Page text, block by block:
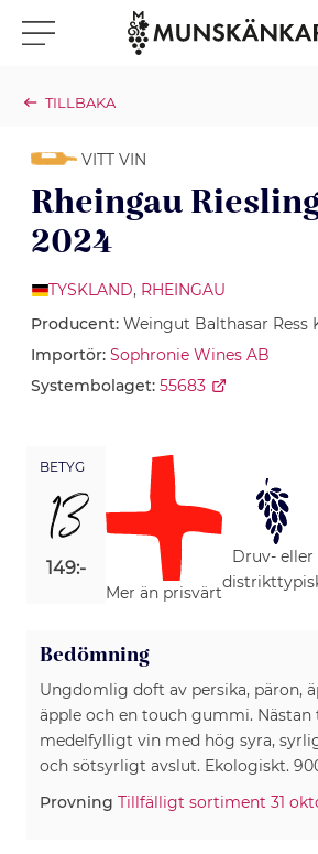
Klicka för meny
TILLBAKA
VITT VIN
Rheingau
2024
TYSKLAND, RHEINGAU
Producent: Weingut Balthasar Ress
Importör: Sophronie Wines AB
Systembolaget: 55683
BETYG
13
149:-
Mer än prisvärt
Druv- eller
Bedömning
Ungdomlig doft av persika, päron,
äpple och en touch gummi.
medelfylligt vin med hög syra,
och sötsyrligt avslut. Ekologiskt.
Provning Tillfälligt sortiment 31